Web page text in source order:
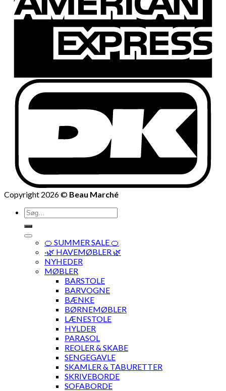
Copyright 2026 © Beau Marché
Søg
efter:
🍊 SUMMER SALE 🍊
·🌿 HAVEMØBLER 🌿
NYHEDER
MØBLER
BARSTOLE
BARVOGNE
BÆNKE
BØRNEMØBLER
LÆNESTOLE
HYLDER
PARASOL
REOLER & SKABE
SENGEGAVLE
SKAMLER & TABURETTER
SKRIVEBORDE
SOFABORDE